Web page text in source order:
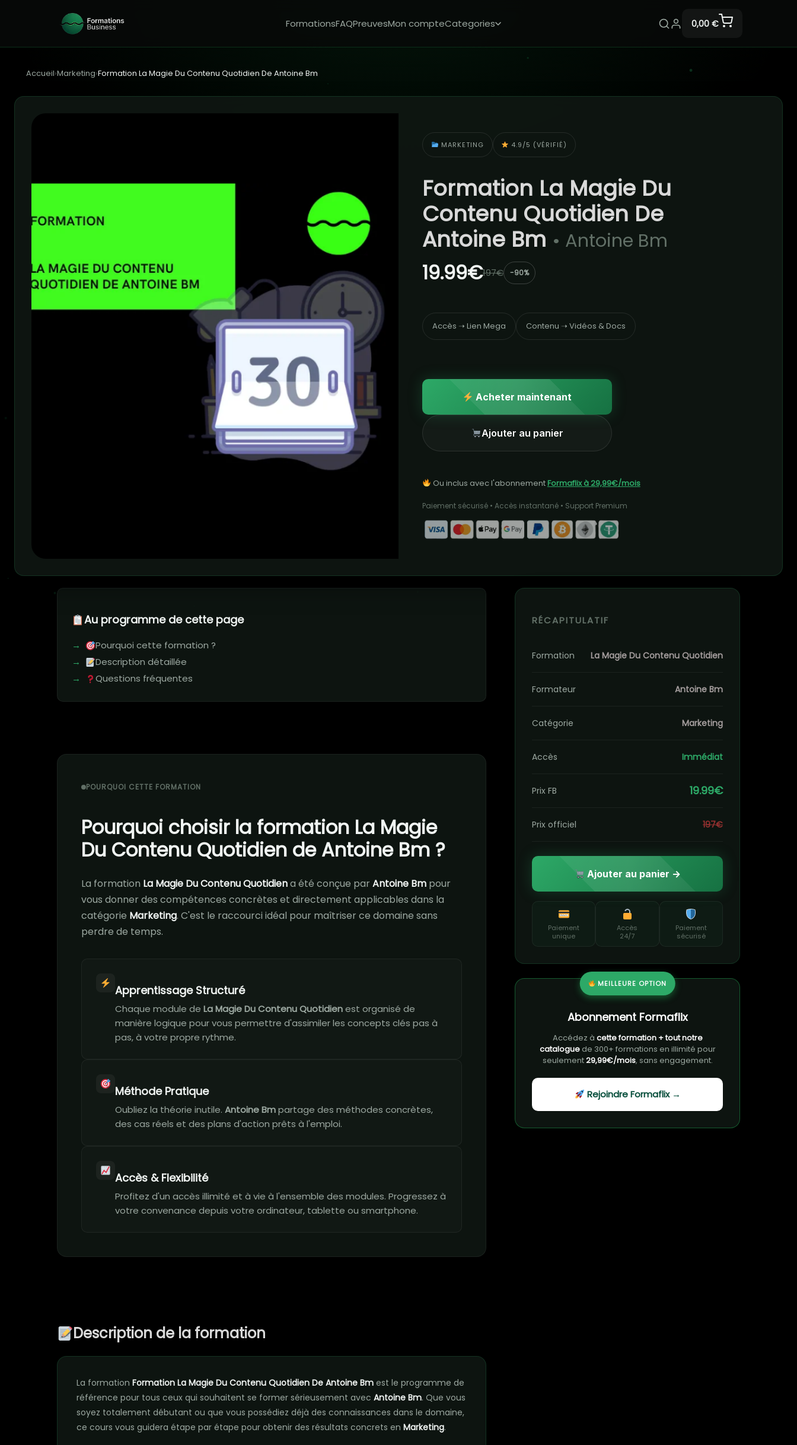
FormationsFAQPreuvesMon compteCategories 0,00 €
Accueil›Marketing›Formation La Magie Du Contenu Quotidien De Antoine Bm
MARKETING 4.9/5 (VÉRIFIÉ)
Formation La Magie Du
Contenu Quotidien De
Antoine Bm • Antoine Bm
19.99€197€ -90%
Accès ➝ Lien Mega Contenu ➝ Vidéos & Docs
Acheter maintenant
Ajouter au panier
Ou inclus avec l'abonnementFormaflix à 29,99€/mois
Paiement sécurisé • Accès instantané • Support Premium
Au programme de cette page
Pourquoi cette formation ?
Description détaillée
Questions fréquentes
POURQUOI CETTE FORMATION
Pourquoi choisir la formation La Magie
Du Contenu Quotidien de Antoine Bm ?
La formation La Magie Du Contenu Quotidiena été conçue parAntoine Bm pour
vous donner des compétences concrètes et directement applicables dans la
catégorie Marketing. C'est le raccourci idéal pour maîtriser ce domaine sans
perdre de temps.
Apprentissage Structuré
Chaque module de La Magie Du Contenu Quotidienest organisé de
manière logique pour vous permettre d'assimiler les concepts clés pas à
pas, à votre propre rythme.
Méthode Pratique
Oubliez la théorie inutile. Antoine Bmpartage des méthodes concrètes,
des cas réels et des plans d'action prêts à l'emploi.
Accès & Flexibilité
Profitez d'un accès illimité et à vie à l'ensemble des modules. Progressez à
votre convenance depuis votre ordinateur, tablette ou smartphone.
Description de la formation
La formation Formation La Magie Du Contenu Quotidien De Antoine Bm est le programme de
référence pour tous ceux qui souhaitent se former sérieusement avec Antoine Bm. Que vous
soyez totalement débutant ou que vous possédiez déjà des connaissances dans le domaine,
ce cours vous guidera étape par étape pour obtenir des résultats concrets en Marketing.
RÉCAPITULATIF
Formation La Magie Du Contenu Quotidien
Formateur Antoine Bm
Catégorie Marketing
Accès Immédiat
Prix FB 19.99€
Prix officiel 197€
Ajouter au panier →
Paiement
unique
Accès
24/7
Paiement
sécurisé
MEILLEURE OPTION
Abonnement Formaflix
Accédez à cette formation + tout notre
cataloguede 300+ formations en illimité pour
seulement29,99€/mois, sans engagement.
Rejoindre Formaflix →